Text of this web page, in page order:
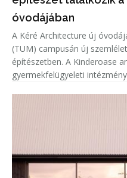
óvodájában
A Kéré Architecture új
(TUM) campusán új
építészetben. A Kinderoase
gyermekfelügyeleti